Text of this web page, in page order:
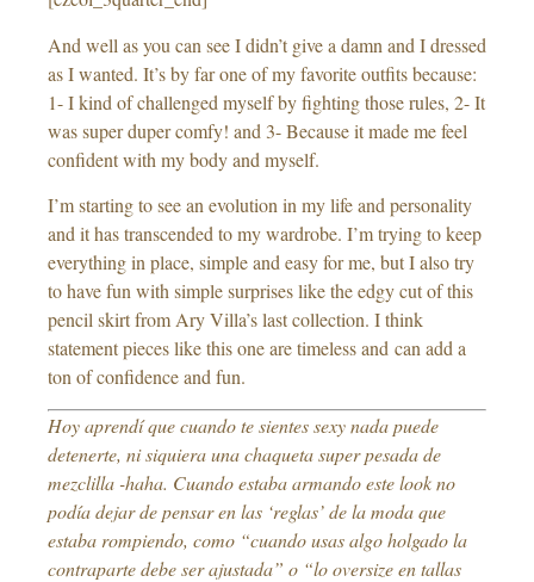
And well as you can see I didn’t give a damn and I dressed
as I wanted. It’s by far one of my favorite outfits because:
1- I kind of challenged myself by fighting those rules, 2- It
was super duper comfy! and 3- Because it made me feel
confident with my body and myself.
I’m starting to see an evolution in my life and personality
and it has transcended to my wardrobe. I’m trying to keep
everything in place, simple and easy for me, but I also try
to have fun with simple surprises like the edgy cut of this
pencil skirt from Ary Villa’s last collection. I think
statement pieces like this one are timeless and can add a
ton of confidence and fun.
Hoy aprendí que cuando te sientes sexy nada puede
detenerte, ni siquiera una chaqueta super pesada de
mezclilla -haha. Cuando estaba armando este look no
podía dejar de pensar en las ‘reglas’ de la moda que
estaba rompiendo, como “cuando usas algo holgado la
contraparte debe ser ajustada” o “lo oversize en tallas